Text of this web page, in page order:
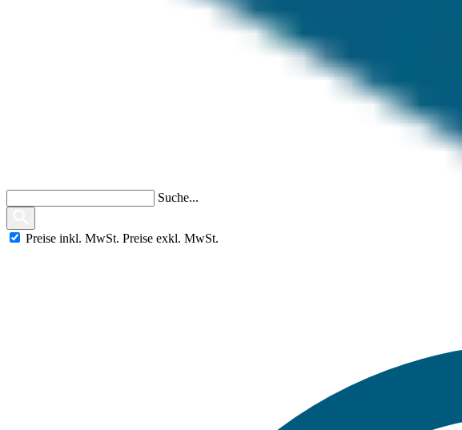
Suche...
Preise inkl. MwSt. Preise exkl. MwSt.